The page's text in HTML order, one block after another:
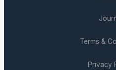
Terms &
Privacy